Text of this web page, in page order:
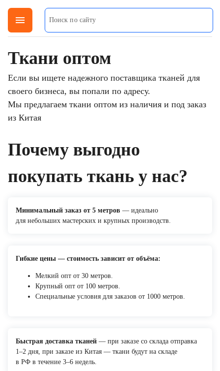
menu
Ткани оптом
Если вы ищете надежного поставщика тканей для
своего бизнеса, вы попали по адресу.
Мы предлагаем ткани оптом из наличия и под заказ
из Китая
Почему выгодно
покупать ткань у нас?
Минимальный заказ от 5 метров — идеально
для небольших мастерских и крупных производств.
Гибкие цены — стоимость зависит от объёма:
Мелкий опт от 30 метров.
Крупный опт от 100 метров.
Специальные условия для заказов от 1000 метров.
Быстрая доставка тканей — при заказе со склада отправка
1–2 дня, при заказе из Китая — ткани будут на складе
в РФ в течение 3–6 недель.